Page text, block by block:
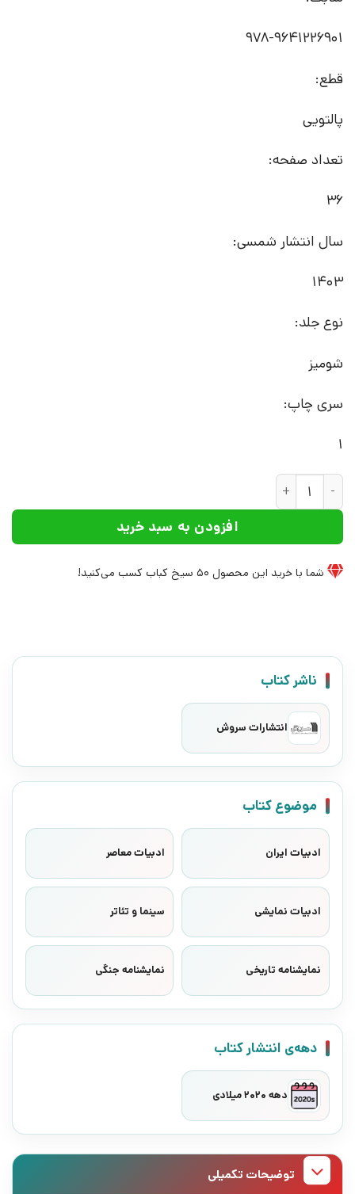
978-9641226901
قطع:
پالتویی
تعداد صفحه:
36
سال انتشار شمسی:
1403
نوع جلد:
شومیز
سری چاپ:
1
کتاب سیب توی حوض | انتشارات سروش عدد
افزودن به سبد خرید
شما با خرید این محصول 50 سیخ کباب کسب می‌کنید!
ناشر کتاب
انتشارات سروش
موضوع کتاب
ادبیات ایران ادبیات معاصر
ادبیات نمایشی سینما و تئاتر
نمایشنامه تاریخی نمایشنامه جنگی
دهه‌ی انتشار کتاب
دهه 2020 میلادی
توضیحات تکمیلی